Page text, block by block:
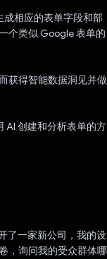
相应的表单字段和部
个类似 Google 表单的
获得智能数据洞见并做
AI 创建和分析表单的方
了一家新公司，我的设
，询问我的受众群体哪